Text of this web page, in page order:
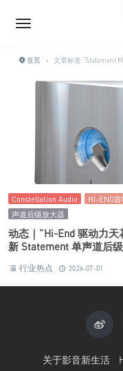
首页 › 文章标签 "Statement
Constellation Audio HI-END音
声道后级放大器
动态｜”Hi-End 驱动力
新 Statement 单声道后级
行业热点 2026-07-01
关于影音新生活